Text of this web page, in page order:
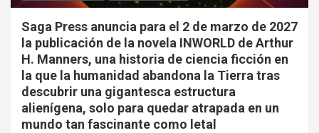
Saga Press anuncia para el 2 de marzo de 2027
la publicación de la novela INWORLD de Arthur
H. Manners, una historia de ciencia ficción en
la que la humanidad abandona la Tierra tras
descubrir una gigantesca estructura
alienígena, solo para quedar atrapada en un
mundo tan fascinante como letal